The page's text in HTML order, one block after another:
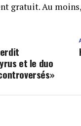
gratuit. Au
et le duo